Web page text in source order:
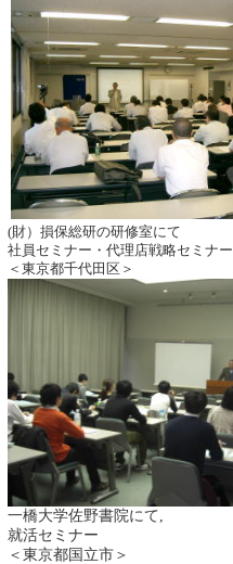
(財）損保総研の研修室にて
社員セミナー・代理店戦略セミナー
＜東京都千代田区＞
一橋大学佐野書院にて,
就活セミナー
＜東京都国立市＞